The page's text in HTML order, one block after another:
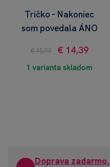
Tričko - Nakoniec
som povedala ÁNO
€ 15,99 € 14,39
1 varianta skladom
Doprava zadarmo,